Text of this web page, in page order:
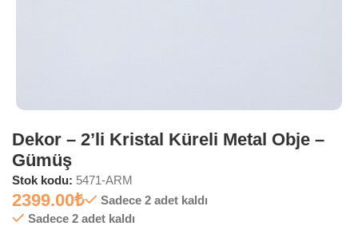
Dekor – 2’li Kristal Küreli Metal Obje –
Gümüş
Stok kodu: 5471-ARM
2399.00₺
Sadece 2 adet kaldı
Sadece 2 adet kaldı